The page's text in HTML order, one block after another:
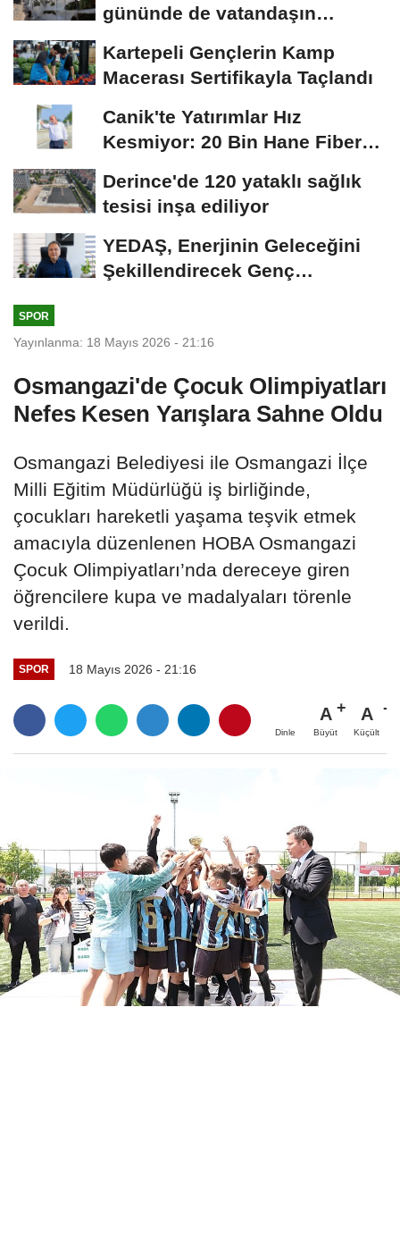
gününde de vatandaşın
Kartepeli Gençlerin Kamp
Macerası Sertifikayla Taçlandı
Canik'te Yatırımlar Hız
Kesmiyor: 20 Bin Hane Fiber
Derince'de 120 yataklı sağlık
tesisi inşa ediliyor
YEDAŞ, Enerjinin Geleceğini
Şekillendirecek Genç
SPOR
Yayınlanma: 18 Mayıs 2026 - 21:16
Osmangazi'de Çocuk Olimpiyatları
Nefes Kesen Yarışlara Sahne Oldu
Osmangazi Belediyesi ile Osmangazi İlçe
Milli Eğitim Müdürlüğü iş birliğinde,
çocukları hareketli yaşama teşvik etmek
amacıyla düzenlenen HOBA Osmangazi
Çocuk Olimpiyatları’nda dereceye giren
öğrencilere kupa ve madalyaları törenle
verildi.
SPOR 18 Mayıs 2026 - 21:16
Dinle
A
Büyüt
A
Küçült